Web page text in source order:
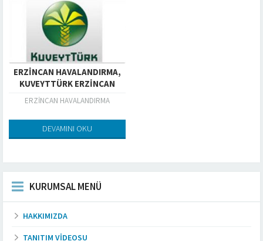
ERZINCAN HAVALANDIRMA,
KUVEYTTÜRK ERZINCAN
ERZİNCAN HAVALANDIRMA
DEVAMINI OKU
KURUMSAL MENÜ
HAKKIMIZDA
TANITIM VIDEOSU